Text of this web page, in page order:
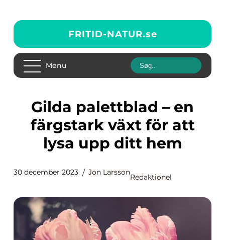
FRITID-NATUR.se
Menu
Gilda palettblad – en
färgstark växt för att
lysa upp ditt hem
30 december 2023 Jon Larsson
Redaktionel